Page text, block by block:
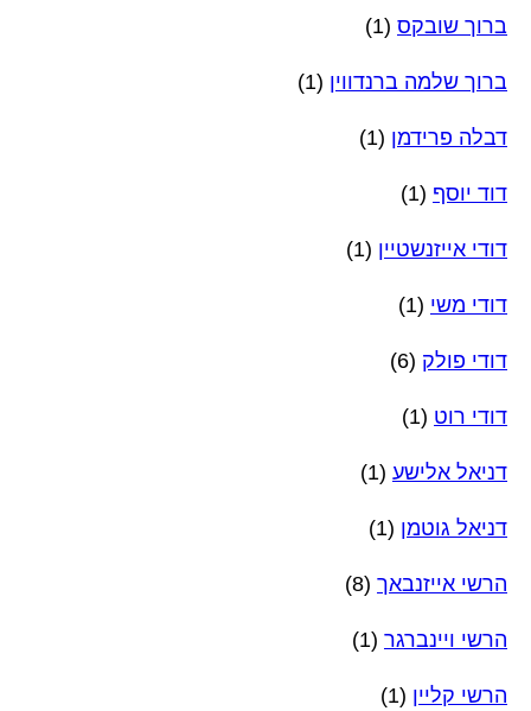
ברוך שובקס (1)
ברוך שלמה ברנדווין (1)
דבלה פרידמן (1)
דוד יוסף (1)
דודי אייזנשטיין (1)
דודי משי (1)
דודי פולק (6)
דודי רוט (1)
דניאל אלישע (1)
דניאל גוטמן (1)
הרשי אייזנבאך (8)
הרשי ויינברגר (1)
הרשי קליין (1)